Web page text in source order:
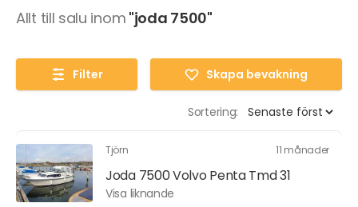
Allt till salu inom "joda 7500"
Filter Skapa bevakning
Sortering:
Tjörn 11 månader
Joda 7500 Volvo Penta Tmd 31
Visa liknande